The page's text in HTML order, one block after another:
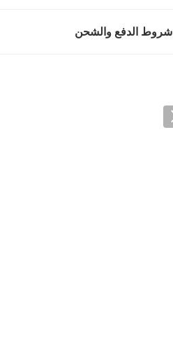
شروط الدفع والشحن